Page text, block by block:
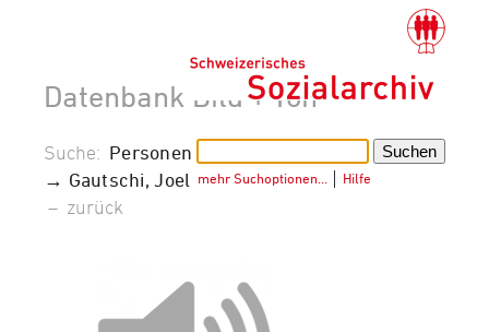
Datenbank Bild + Ton
mehr Suchoptionen… Hilfe
Suche: Personen
→ Gautschi, Joel
– zurück